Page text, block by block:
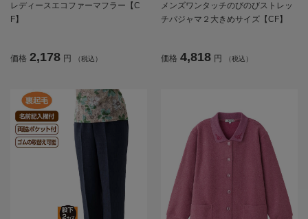
レディースエコファーマフラー【C
F】
価格 2,178 円 （税込）
メンズワンタッチのびのびストレッ
チパジャマ２大きめサイズ【CF】
価格 4,818 円 （税込）